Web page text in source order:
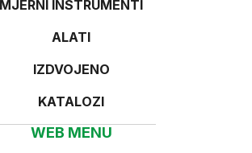
MJERNI INSTRUMENTI
ALATI
IZDVOJENO
KATALOZI
WEB MENU